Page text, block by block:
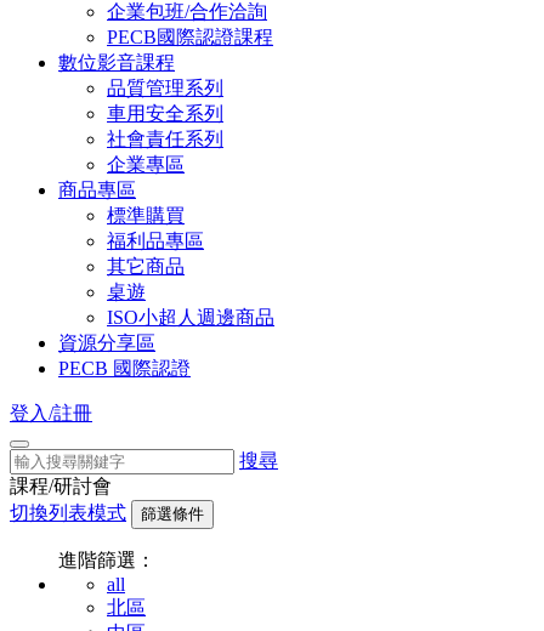
企業包班/合作洽詢
PECB國際認證課程
數位影音課程
品質管理系列
車用安全系列
社會責任系列
企業專區
商品專區
標準購買
福利品專區
其它商品
桌遊
ISO小超人週邊商品
資源分享區
PECB 國際認證
登入/註冊
搜尋
課程/研討會
切換列表模式
篩選條件
進階篩選：
all
北區